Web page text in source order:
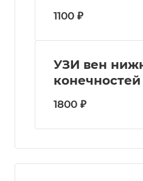
1100 ₽
УЗИ вен
конечностей
1800 ₽